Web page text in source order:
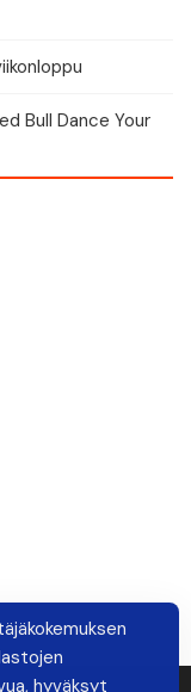
Bull Dance Your
hyväksyt